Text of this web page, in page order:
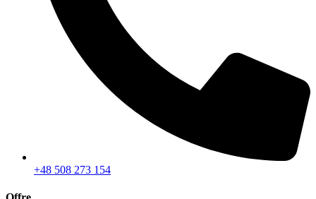
+48 508 273 154